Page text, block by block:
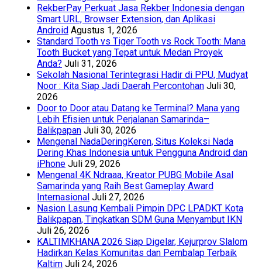
RekberPay Perkuat Jasa Rekber Indonesia dengan
Smart URL, Browser Extension, dan Aplikasi
Android Agustus 1, 2026
Standard Tooth vs Tiger Tooth vs Rock Tooth: Mana
Tooth Bucket yang Tepat untuk Medan Proyek
Anda? Juli 31, 2026
Sekolah Nasional Terintegrasi Hadir di PPU, Mudyat
Noor : Kita Siap Jadi Daerah Percontohan Juli 30,
2026
Door to Door atau Datang ke Terminal? Mana yang
Lebih Efisien untuk Perjalanan Samarinda–
Balikpapan Juli 30, 2026
Mengenal NadaDeringKeren, Situs Koleksi Nada
Dering Khas Indonesia untuk Pengguna Android dan
iPhone Juli 29, 2026
Mengenal 4K Ndraaa, Kreator PUBG Mobile Asal
Samarinda yang Raih Best Gameplay Award
Internasional Juli 27, 2026
Nasion Lasung Kembali Pimpin DPC LPADKT Kota
Balikpapan, Tingkatkan SDM Guna Menyambut IKN
Juli 26, 2026
KALTIMKHANA 2026 Siap Digelar, Kejurprov Slalom
Hadirkan Kelas Komunitas dan Pembalap Terbaik
Kaltim Juli 24, 2026